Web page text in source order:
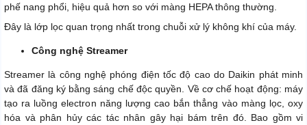
phế nang phổi, hiệu quả hơn so với màng HEPA thông thường.
Đây là lớp lọc quan trọng nhất trong chuỗi xử lý không khí của máy.
Công nghệ Streamer
Streamer là công nghệ phóng điện tốc độ cao do Daikin phát minh
và đã đăng ký bằng sáng chế độc quyền. Về cơ chế hoạt động: máy
tạo ra luồng electron năng lượng cao bắn thẳng vào màng lọc, oxy
hóa và phân hủy các tác nhân gây hại bám trên đó. Bao gồm vi